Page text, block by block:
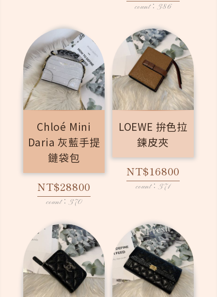
count：386
Chloé Mini
Daria 灰藍手提
鏈袋包
NT$28800
count：370
LOEWE 拚色拉
鍊皮夾
NT$16800
count：371